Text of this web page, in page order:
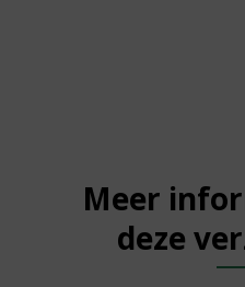
Meer
deze